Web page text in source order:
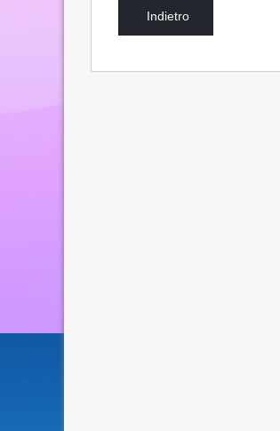
Indietro